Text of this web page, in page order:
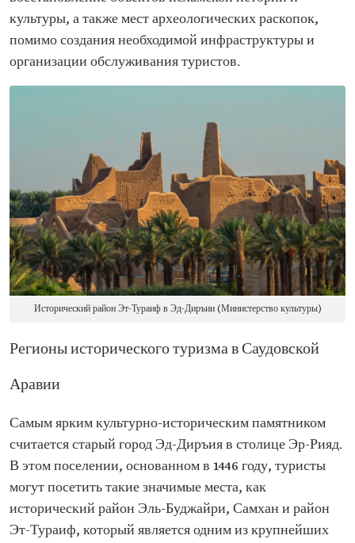
культуры, а также мест археологических раскопок,
помимо создания необходимой инфраструктуры и
организации обслуживания туристов.
Исторический район Эт-Тураиф в Эд-Диръии (Министерство культуры)
Регионы исторического туризма в Саудовской
Аравии
Самым ярким культурно-историческим памятником
считается старый город Эд-Диръия в столице Эр-Рияд.
В этом поселении, основанном в 1446 году, туристы
могут посетить такие значимые места, как
исторический район Эль-Буджайри, Самхан и район
Эт-Тураиф, который является одним из крупнейших